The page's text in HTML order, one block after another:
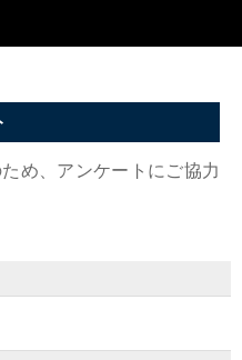
め、アンケートにご協力